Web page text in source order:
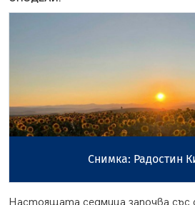
Снимка: Радостин